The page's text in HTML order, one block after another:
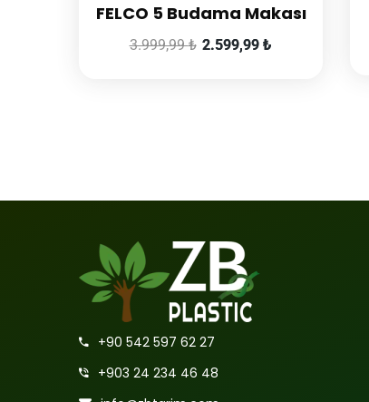
FELCO 5 Budama Makası
3.999,99₺ 2.599,99 ₺
+90 542 597 62 27
+903 24 234 46 48